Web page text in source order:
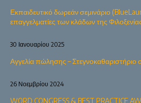
Εκπαιδευτικό δωρεάν σεμινάριο
επαγγελματίες των κλάδων της
Αγγελία πώλησης – Στεγνοκαθαριστήριο
30 Ιανουαρίου 2025
WORD CONGRESS & BEST PRACTICE
26 Νοεμβρίου 2024